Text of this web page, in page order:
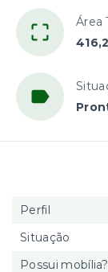
Área
Perfil
Situação
Possui mobília?